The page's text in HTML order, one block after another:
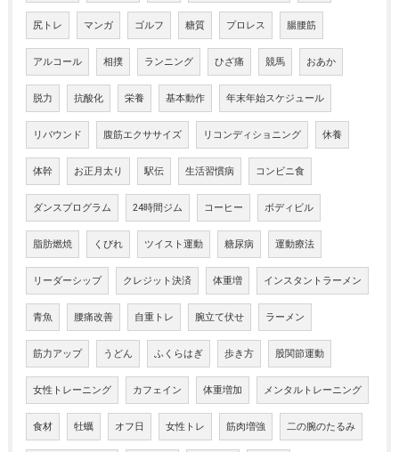
尻トレ マンガ ゴルフ 糖質 プロレス 腸腰筋
アルコール 相撲 ランニング ひざ痛 競馬 おあか
脱力 抗酸化 栄養 基本動作 年末年始スケジュール
リバウンド 腹筋エクササイズ リコンディショニング 休養
体幹 お正月太り 駅伝 生活習慣病 コンビニ食
ダンスプログラム 24時間ジム コーヒー ボディビル
脂肪燃焼 くびれ ツイスト運動 糖尿病 運動療法
リーダーシップ クレジット決済 体重増 インスタントラーメン
青魚 腰痛改善 自重トレ 腕立て伏せ ラーメン
筋力アップ うどん ふくらはぎ 歩き方 股関節運動
女性トレーニング カフェイン 体重増加 メンタルトレーニング
食材 牡蠣 オフ日 女性トレ 筋肉増強 二の腕のたるみ